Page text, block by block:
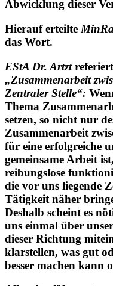
Hierauf erteilte
EStA Dr. Artzt
„Zusammenarbeit
Zentraler Stelle“:
Thema
setzen, so nicht nur
Zusammenarbeit
für eine erfolgreiche
gemeinsame Arbeit
reibungslose
die vor uns liegende
Tätigkeit näher
Deshalb scheint es
uns einmal über
dieser Richtung
klarstellen, was gut